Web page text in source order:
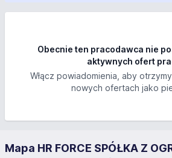
Obecnie ten pracodawca nie
aktywnych ofert
Włącz powiadomienia, aby
nowych ofertach jako
Mapa HR FORCE SPÓŁKA Z